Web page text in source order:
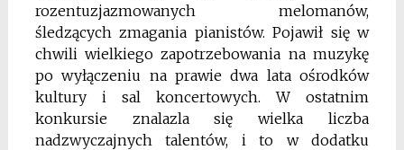
rozentuzjazmowanych melomanów,
śledzących zmagania pianistów. Pojawił się w
chwili wielkiego zapotrzebowania na muzykę
po wyłączeniu na prawie dwa lata ośrodków
kultury i sal koncertowych. W ostatnim
konkursie znalazla się wielka liczba
nadzwyczajnych talentów, i to w dodatku